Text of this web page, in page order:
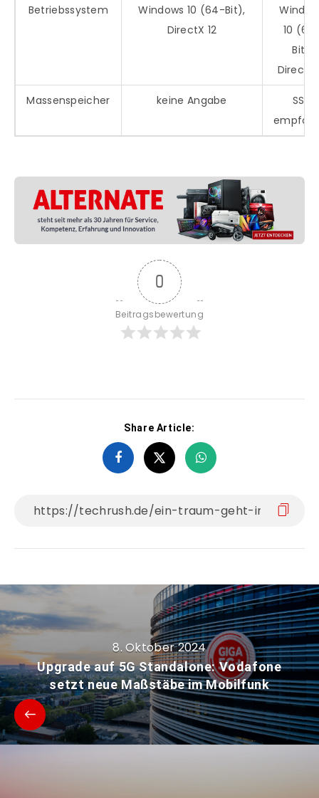
Betriebssystem
Windows 10 (64-Bit),
DirectX 12
10
Bit),
DirectX
Massenspeicher keine Angabe
SSD
0
Beitragsbewertung
Share Article:
8. Oktober 2024
Upgrade auf 5G Standalone: Vodafone
setzt neue Maßstäbe im Mobilfunk